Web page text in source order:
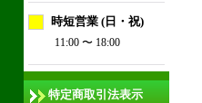
時短営業 (日・祝)
11:00 〜 18:00
特定商取引法表示